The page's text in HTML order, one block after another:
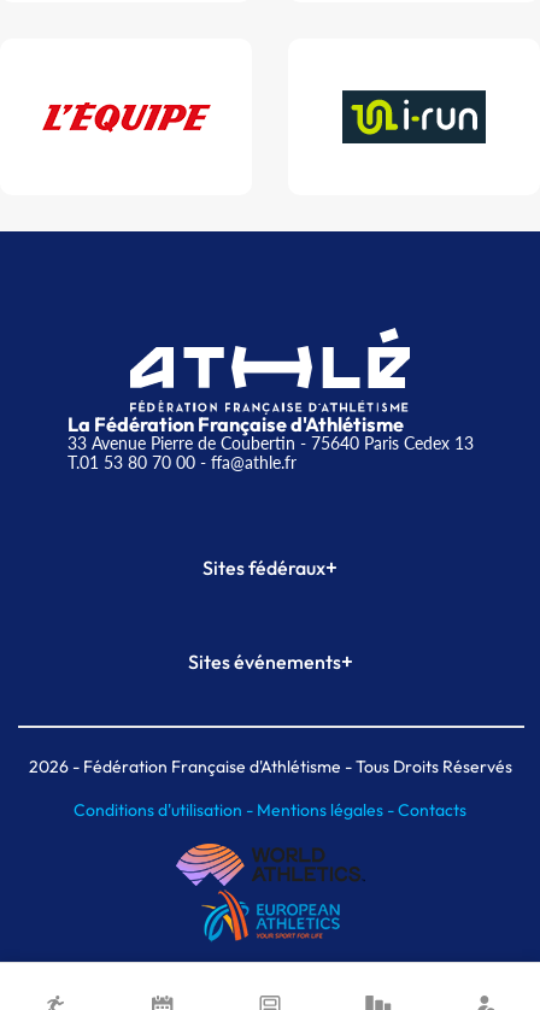
La Fédération Française d'Athlétisme
33 Avenue Pierre de Coubertin - 75640 Paris Cedex 13
T.01 53 80 70 00- ffa@athle.fr
Sites fédéraux+
Plateforme Formation
Sites événements+
Meeting de Paris indoor
MAIF Ekiden de Paris
2026- Fédération Française d'Athlétisme - Tous Droits Réservés
Conditions d'utilisation - Mentions légales -Contacts